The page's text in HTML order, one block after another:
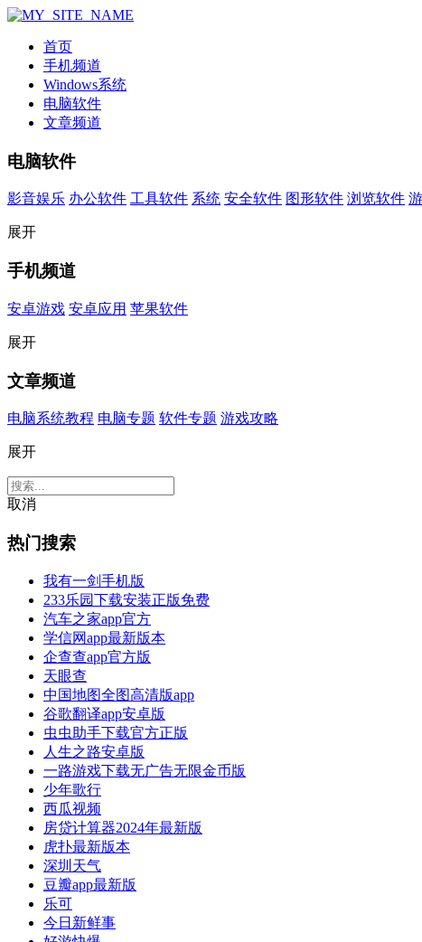
首页
手机频道
Windows系统
电脑软件
文章频道
电脑软件
影音娱乐 办公软件 工具软件 系统 安全软件 图形软件 浏览软件
展开
手机频道
安卓游戏 安卓应用 苹果软件
展开
文章频道
电脑系统教程 电脑专题 软件专题 游戏攻略
展开
取消
热门搜索
我有一剑手机版
233乐园下载安装正版免费
汽车之家app官方
学信网app最新版本
企查查app官方版
天眼查
中国地图全图高清版app
谷歌翻译app安卓版
虫虫助手下载官方正版
人生之路安卓版
一路游戏下载无广告无限金币版
少年歌行
西瓜视频
房贷计算器2024年最新版
虎扑最新版本
深圳天气
豆瓣app最新版
乐可
今日新鲜事